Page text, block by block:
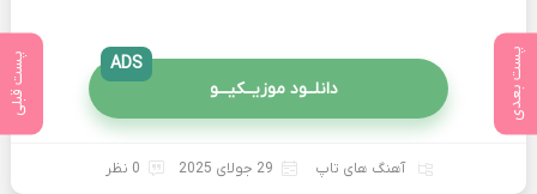
پست بعدی پست قبلی دانلــود موزیــکیـــو
ADS
آهنگ های تاپ 29 جولای 2025 0 نظر